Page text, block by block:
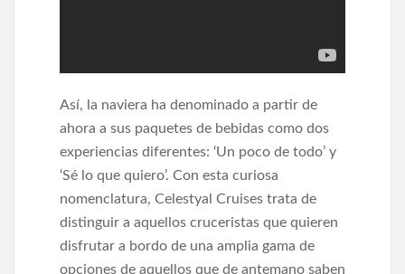
Así, la naviera ha denominado a partir de
ahora a sus paquetes de bebidas como dos
experiencias diferentes: ‘Un poco de todo’ y
‘Sé lo que quiero’. Con esta curiosa
nomenclatura, Celestyal Cruises trata de
distinguir a aquellos cruceristas que quieren
disfrutar a bordo de una amplia gama de
opciones de aquellos que de antemano saben